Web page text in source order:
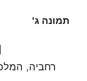
תמונה ג'
רחביה,